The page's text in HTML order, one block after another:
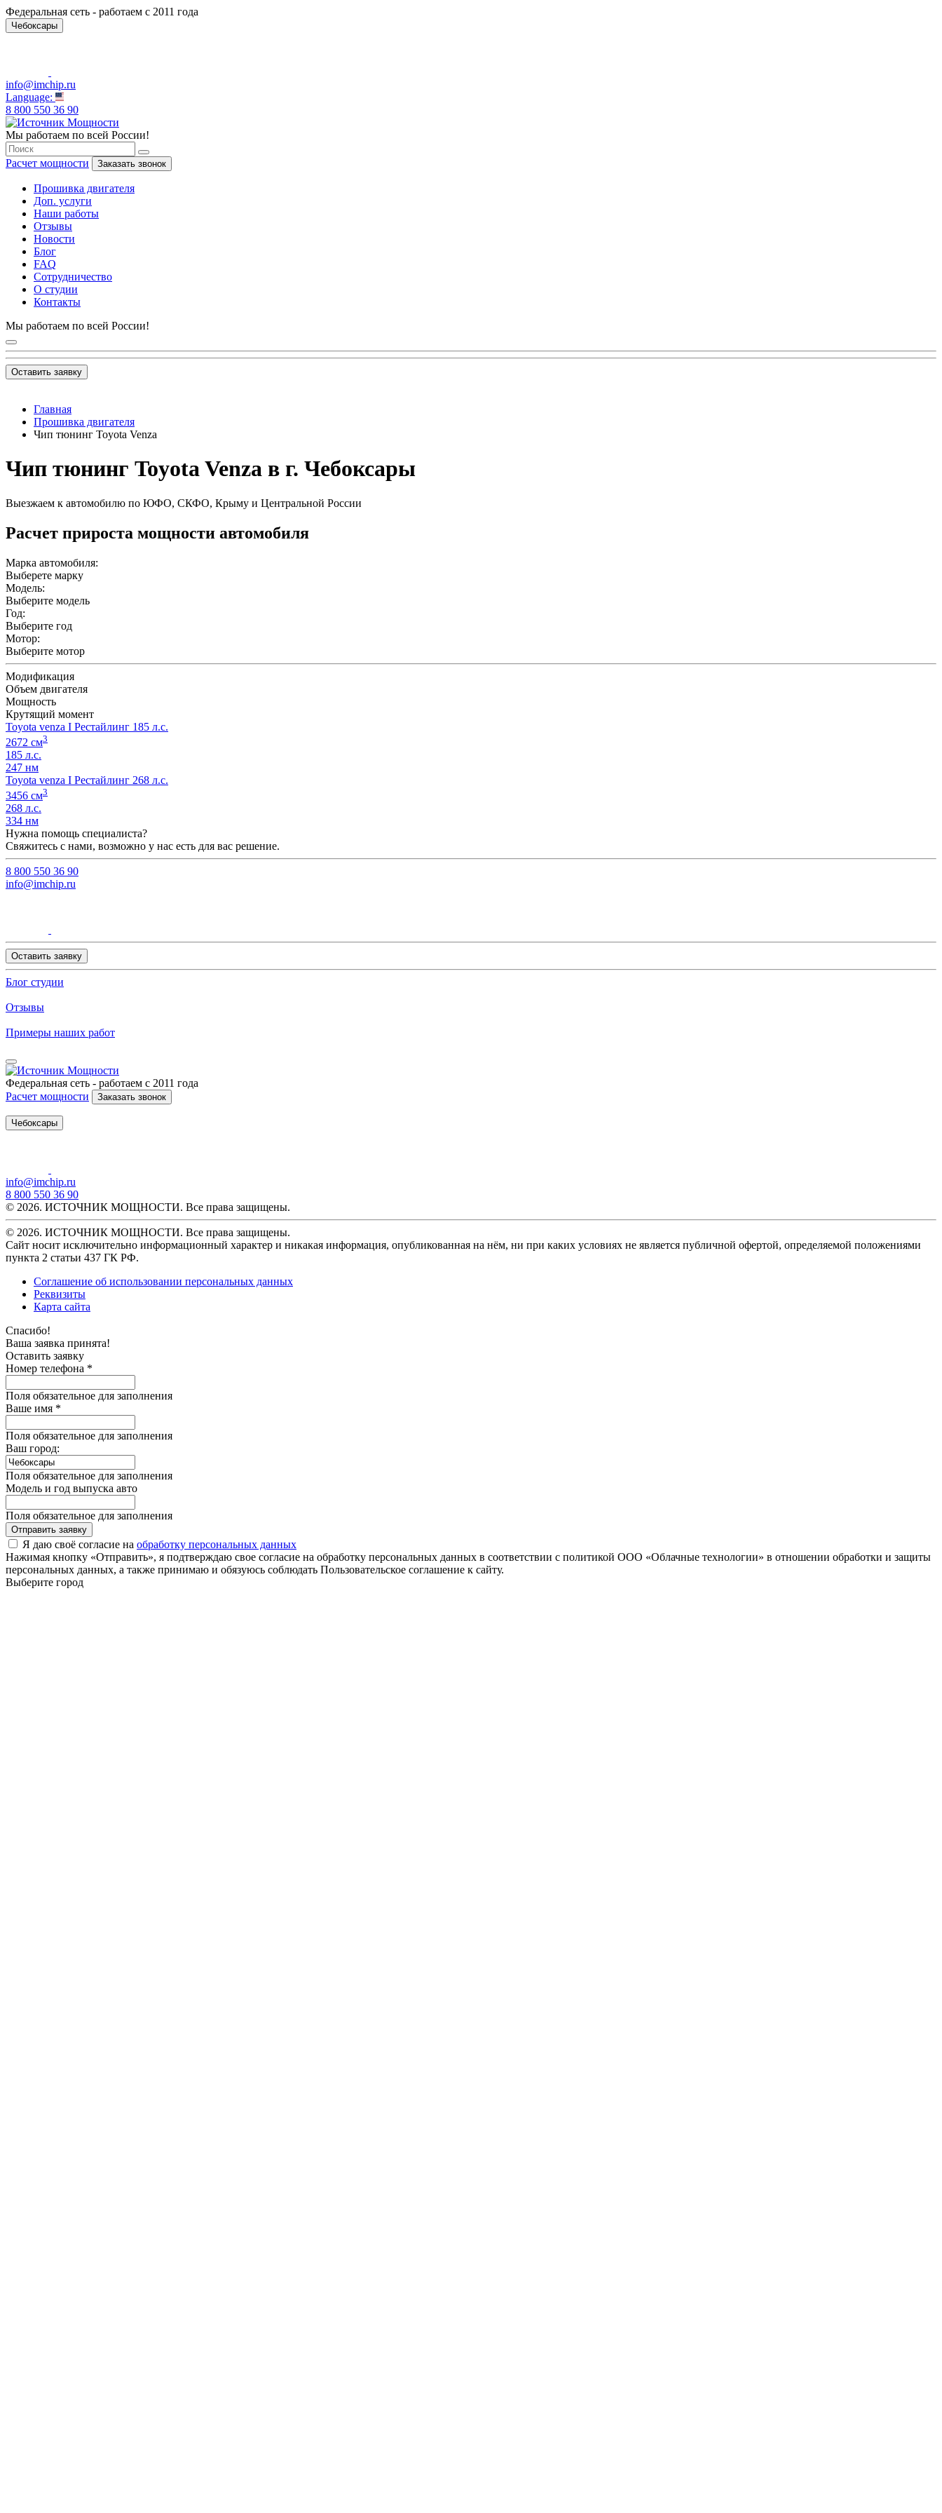
Федеральная сеть - работаем с 2011 года
Чебоксары
info@imchip.ru
Language:
8 800 550 36 90
Мы работаем по всей России!
Расчет мощности Заказать звонок
Прошивка двигателя
Доп. услуги
Наши работы
Отзывы
Новости
Блог
FAQ
Сотрудничество
О студии
Контакты
Мы работаем по всей России!
Оставить заявку
Главная
Прошивка двигателя
Чип тюнинг Toyota Venza
Чип тюнинг Toyota Venza в г. Чебоксары
Выезжаем к автомобилю по ЮФО, СКФО, Крыму и Центральной России
Расчет прироста мощности автомобиля
Марка автомобиля:
Выберете марку
Модель:
Выберите модель
Год:
Выберите год
Мотор:
Выберите мотор
Модификация
Объем двигателя
Мощность
Крутящий момент
Toyota venza I Рестайлинг 185 л.с.
2672 см3
185 л.с.
247 нм
Toyota venza I Рестайлинг 268 л.с.
3456 см3
268 л.с.
334 нм
Нужна помощь специалиста?
Свяжитесь с нами, возможно у нас есть для вас решение.
8 800 550 36 90
info@imchip.ru
Оставить заявку
Блог студии
Отзывы
Примеры наших работ
Федеральная сеть - работаем с 2011 года
Расчет мощности
Заказать звонок
Чебоксары
info@imchip.ru
8 800 550 36 90
© 2026. ИСТОЧНИК МОЩНОСТИ. Все права защищены.
© 2026. ИСТОЧНИК МОЩНОСТИ. Все права защищены.
Сайт носит исключительно информационный характер и никакая информация, опубликованная на нём, ни при каких условиях не является публичной офертой, определяемой положениями
пункта 2 статьи 437 ГК РФ.
Соглашение об использовании персональных данных
Реквизиты
Карта сайта
Спасибо!
Ваша заявка принята!
Оставить заявку
Номер телефона *
Поля обязательное для заполнения
Ваше имя *
Поля обязательное для заполнения
Ваш город:
Поля обязательное для заполнения
Модель и год выпуска авто
Поля обязательное для заполнения
Отправить заявку
Я даю своё согласие на обработку персональных данных
Нажимая кнопку «Отправить», я подтверждаю свое согласие на обработку персональных данных в соответствии с политикой ООО «Облачные технологии» в отношении обработки и защиты
персональных данных, а также принимаю и обязуюсь соблюдать Пользовательское соглашение к сайту.
Выберите город